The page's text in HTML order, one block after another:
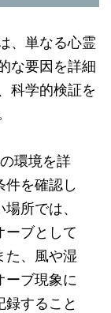
、単なる心霊
な要因を詳細
科学的検証を
環境を詳
件を確認し
所では、
ーブとして
た、風や湿
ーブ現象に
すること